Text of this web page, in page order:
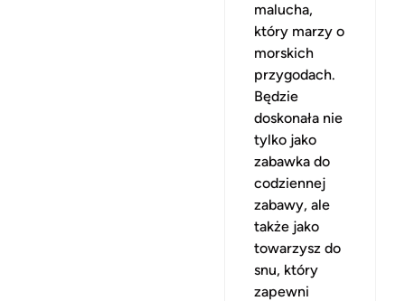
malucha,
który marzy o
morskich
przygodach.
Będzie
doskonała nie
tylko jako
zabawka do
codziennej
zabawy, ale
także jako
towarzysz do
snu, który
zapewni